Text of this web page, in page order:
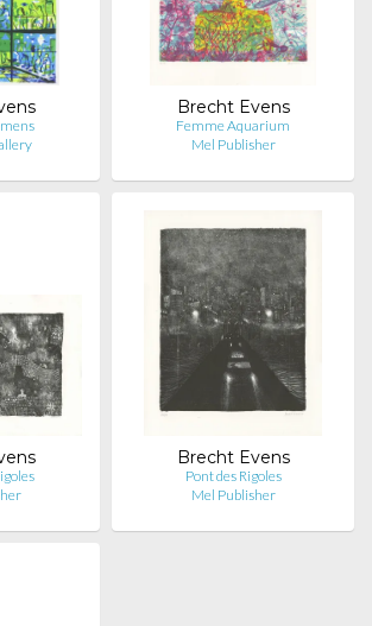
Brecht Evens
Femme Aquarium
Mel Publisher
Brecht Evens
Pont des Rigoles
Mel Publisher